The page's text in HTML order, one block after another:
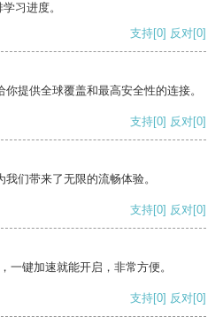
习进度。
支持[0] 反对[0]
提供全球覆盖和最高安全性的连接。
支持[0] 反对[0]
们带来了无限的流畅体验。
支持[0] 反对[0]
一键加速就能开启，非常方便。
支持[0] 反对[0]